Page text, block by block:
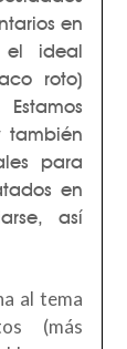
en
el ideal
roto)
también
para
en
así
al tema
(más